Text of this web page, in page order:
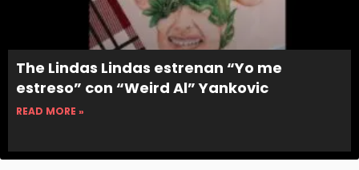
The Lindas Lindas estrenan “Yo me
estreso” con “Weird Al” Yankovic
READ MORE »